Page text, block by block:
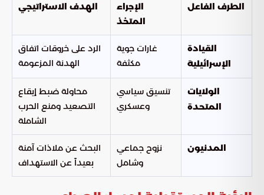
الطرف الفاعل
الإجراء
المتخذ
الهدف الاستراتيجي
القيادة
الإسرائيلية
غارات جوية
مكثفة
الرد على خروقات اتفاق
الهدنة المزعومة
الولايات
المتحدة
تنسيق سياسي
وعسكري
محاولة ضبط إيقاع
التصعيد ومنع الحرب
الشاملة
المدنيون
نزوح جماعي
وشامل
البحث عن ملاذات آمنة
بعيداً عن الاستهداف